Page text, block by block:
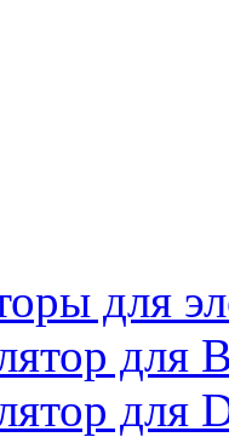
для
для
для